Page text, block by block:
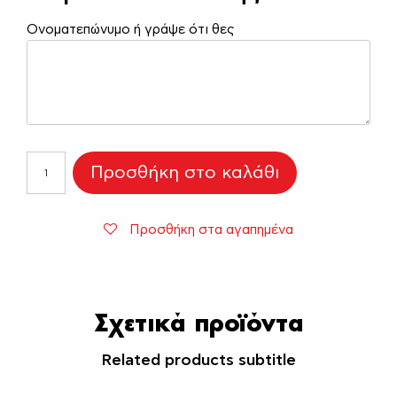
Ονοματεπώνυμο ή γράψε ότι θες
Θερμός
Στην
Προσθήκη στο καλάθι
Προσθήκη στα αγαπημένα
Σχετικά προϊόντα
Related products subtitle